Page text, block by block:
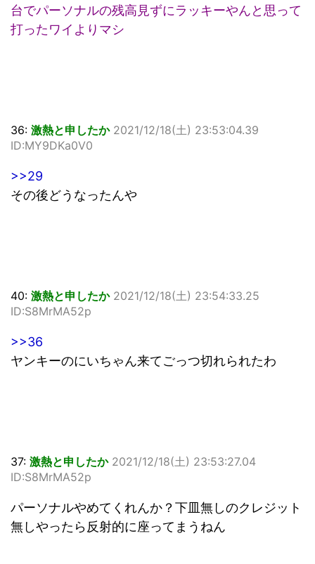
台でパーソナルの残高見ずにラッキーやんと思って
打ったワイよりマシ
36: 激熱と申したか 2021/12/18(土) 23:53:04.39
ID:MY9DKa0V0
>>29
その後どうなったんや
40: 激熱と申したか 2021/12/18(土) 23:54:33.25
ID:S8MrMA52p
>>36
ヤンキーのにいちゃん来てごっつ切れられたわ
37: 激熱と申したか 2021/12/18(土) 23:53:27.04
ID:S8MrMA52p
パーソナルやめてくれんか？下皿無しのクレジット
無しやったら反射的に座ってまうねん